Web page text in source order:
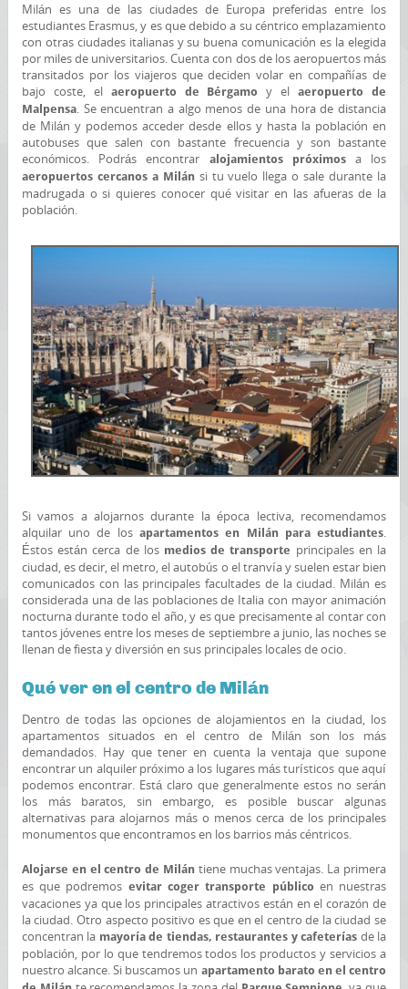
Milán es una de las ciudades de Europa preferidas entre los
estudiantes Erasmus, y es que debido a su céntrico emplazamiento
con otras ciudades italianas y su buena comunicación es la elegida
por miles de universitarios. Cuenta con dos de los aeropuertos más
transitados por los viajeros que deciden volar en compañías de
bajo coste, el aeropuerto de Bérgamo y elaeropuerto de
Malpensa. Se encuentran a algo menos de una hora de distancia
de Milán y podemos acceder desde ellos y hasta la población en
autobuses que salen con bastante frecuencia y son bastante
económicos. Podrás encontrar
alojamientos próximosa los
aeropuertos cercanos a Milánsi tu vuelo llega o sale durante la
madrugada o si quieres conocer qué visitar en las afueras de la
población.
Si vamos a alojarnos durante la época lectiva, recomendamos
alquilar uno de los apartamentos en Milán para estudiantes.
Éstos están cerca de los medios de transporte principales en la
ciudad, es decir, el metro, el autobús o el tranvía y suelen estar bien
comunicados con las principales facultades de la ciudad. Milán es
considerada una de las poblaciones de Italia con mayor animación
nocturna durante todo el año, y es que precisamente al contar con
tantos jóvenes entre los meses de septiembre a junio, las noches se
llenan de fiesta y diversión en sus principales locales de ocio.
Qué ver en el centro de Milán
Dentro de todas las opciones de alojamientos en la ciudad, los
apartamentos situados en el centro de Milán son los más
demandados. Hay que tener en cuenta la ventaja que supone
encontrar un alquiler próximo a los lugares más turísticos que aquí
podemos encontrar. Está claro que generalmente estos no serán
los más baratos, sin embargo, es posible buscar algunas
alternativas para alojarnos más o menos cerca de los principales
monumentos que encontramos en los barrios más céntricos.
Alojarse en el centro de Milán tiene muchas ventajas. La primera
es que podremos evitar coger transporte público en nuestras
vacaciones ya que los principales atractivos están en el corazón de
la ciudad. Otro aspecto positivo es que en el centro de la ciudad se
concentran la mayoría de tiendas, restaurantes y cafeterías de la
población, por lo que tendremos todos los productos y servicios a
nuestro alcance. Si buscamos un apartamento barato en el centro